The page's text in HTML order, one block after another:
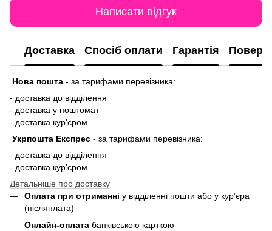
Написати відгук
Доставка Спосіб оплати Гарантія
Нова пошта - за тарифами перевізника:
- доставка до відділення
- доставка у поштомат
- доставка кур'єром
Укрпошта Експрес - за тарифами перевізника:
- доставка до відділення
- доставка кур'єром
Детальніше про доставку
Оплата при отриманні у відділенні пошти або у кур’єра
(післяплата)
Онлайн-оплата банківською карткою